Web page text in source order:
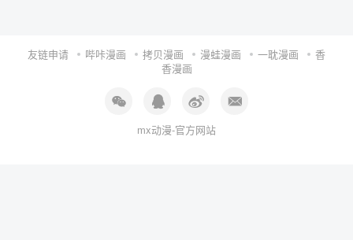
友链申请 哔咔漫画 拷贝漫画 漫蛙漫画 一耽漫画
香
香漫画
mx动漫-官方网站